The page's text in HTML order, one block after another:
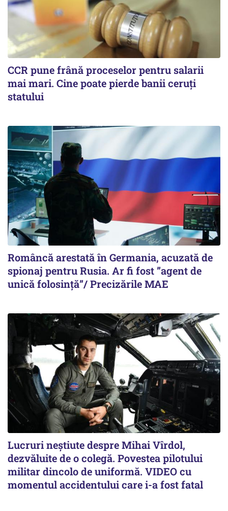
CCR pune frână proceselor pentru salarii
mai mari. Cine poate pierde banii ceruți
statului
Româncă arestată în Germania, acuzată de
spionaj pentru Rusia. Ar fi fost ”agent de
unică folosință”/ Precizările MAE
Lucruri neștiute despre Mihai Vîrdol,
dezvăluite de o colegă. Povestea pilotului
militar dincolo de uniformă. VIDEO cu
momentul accidentului care i-a fost fatal